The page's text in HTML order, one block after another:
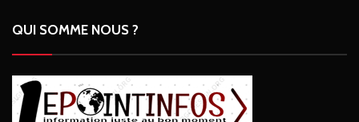
QUI SOMME NOUS ?